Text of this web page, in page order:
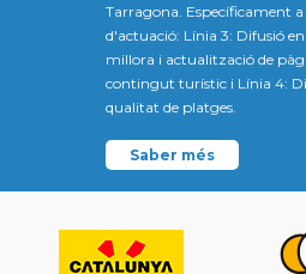
Tarragona. Específicament a
d'actuació: Línia 3: Difusió en
millora i actualització de
contingut turístic i Línia 4:
qualitat de platges.
Saber més